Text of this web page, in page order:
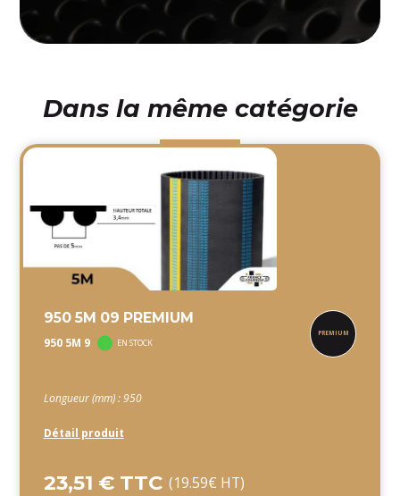
Dans la même catégorie
950 5M 09 PREMIUM
950 5M 9 EN STOCK
Longueur (mm) : 950
Détail produit
23,51 € TTC (19.59€ HT)